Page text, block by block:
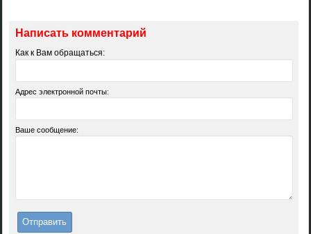
Написать комментарий
Как к Вам обращаться:
Адрес электронной почты:
Ваше сообщение: